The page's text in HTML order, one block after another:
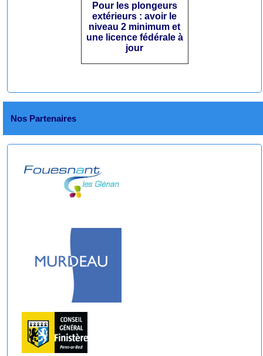
Pour les plongeurs
extérieurs : avoir le
niveau 2 minimum et
une licence fédérale à
jour
Nos Partenaires